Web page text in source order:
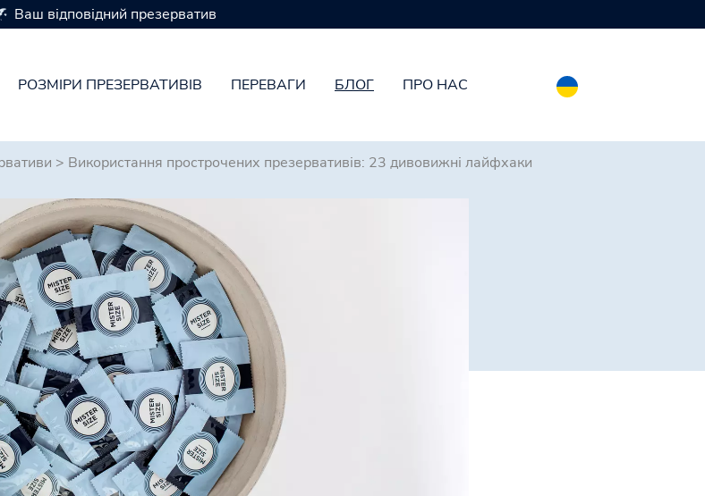
РОЗМІРИ ПРЕЗЕРВАТИВІВ ПЕРЕВАГИ БЛОГ ПРО НАС
доступні в 7 розмірах
> Використання прострочених презервативів: 23 дивовижні лайфхаки